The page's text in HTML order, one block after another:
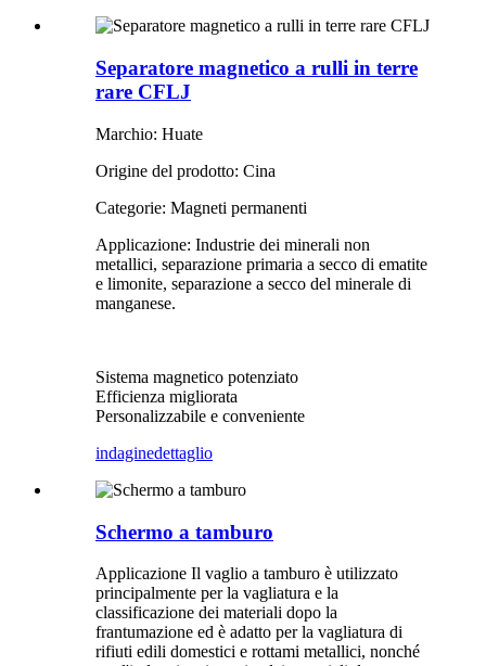
Separatore magnetico a rulli in terre
rare CFLJ
Marchio: Huate
Origine del prodotto: Cina
Categorie: Magneti permanenti
Applicazione: Industrie dei minerali non
metallici, separazione primaria a secco di ematite
e limonite, separazione a secco del minerale di
manganese.
Sistema magnetico potenziato
Efficienza migliorata
Personalizzabile e conveniente
indaginedettaglio
Schermo a tamburo
Applicazione Il vaglio a tamburo è utilizzato
principalmente per la vagliatura e la
classificazione dei materiali dopo la
frantumazione ed è adatto per la vagliatura di
rifiuti edili domestici e rottami metallici, nonché